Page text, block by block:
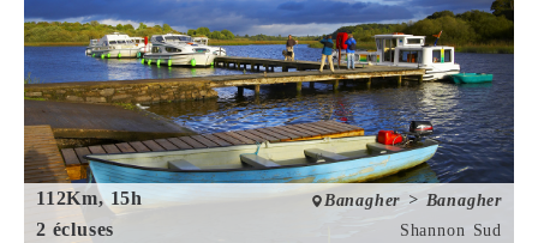
112Km, 15h
2 écluses
Banagher > Banagher
Shannon Sud